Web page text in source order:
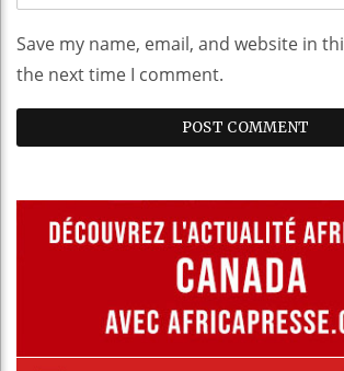
Save my name, email, and website in
the next time I comment.